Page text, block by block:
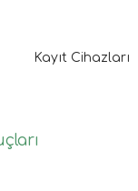
Kayıt Cihazları